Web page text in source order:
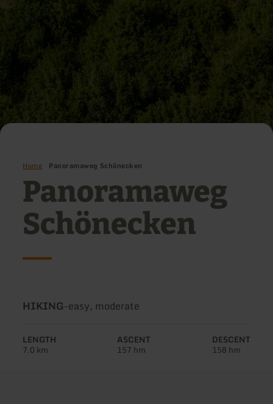
Home Panoramaweg Schönecken
Panoramaweg
Schönecken
Type
tour:
HIKING-Difficulty:
easy, moderate
LENGTH
7.0 km
ASCENT
157 hm
DESCENT
158 hm